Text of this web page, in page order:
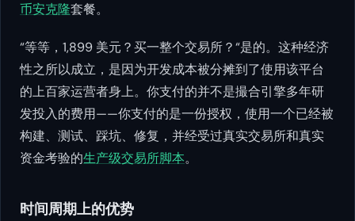
币安克隆套餐。
“等等，1,899 美元？买一整个交易所？“是的。这种经济
性之所以成立，是因为开发成本被分摊到了使用该平台
的上百家运营者身上。你支付的并不是撮合引擎多年研
发投入的费用——你支付的是一份授权，使用一个已经被
构建、测试、踩坑、修复，并经受过真实交易所和真实
资金考验的生产级交易所脚本。
时间周期上的优势